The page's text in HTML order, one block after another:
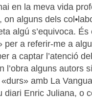
en la meva vida
on alguns dels
algú s’equivoca.
per a referir-me a
a captar l’atenció
l’obra alguns autors
amb La
diari Enric Juliana, o